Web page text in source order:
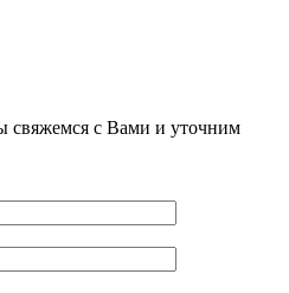
свяжемся с Вами и уточним